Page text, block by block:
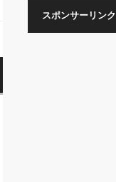
スポンサーリンク